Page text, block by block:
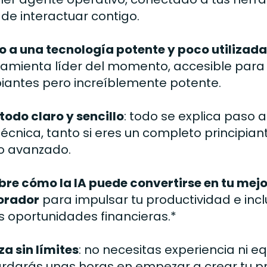
interactuar contigo.
a una tecnología potente y poco utilizada
líder del momento, accesible para
pero increíblemente potente.
claro y sencillo: todo se explica paso
tanto si eres un completo
avanzado.
cómo la IA puede convertirse en tu
para impulsar tu productividad e
oportunidades financieras.*
sin límites: no necesitas experiencia ni